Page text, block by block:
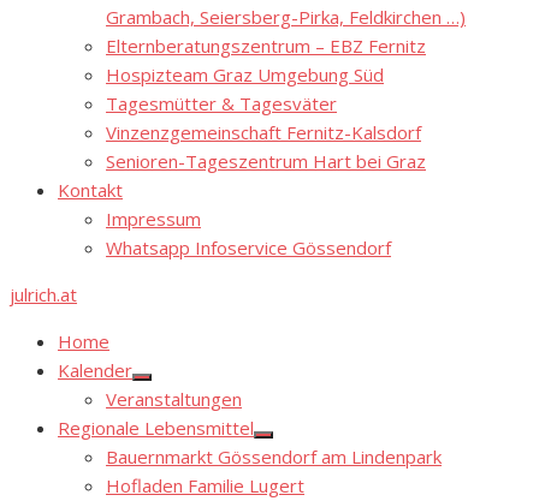
Grambach, Seiersberg-Pirka, Feldkirchen …)
Elternberatungszentrum – EBZ Fernitz
Hospizteam Graz Umgebung Süd
Tagesmütter & Tagesväter
Vinzenzgemeinschaft Fernitz-Kalsdorf
Senioren-Tageszentrum Hart bei Graz
Kontakt
Impressum
Whatsapp Infoservice Gössendorf
julrich.at
Home
Kalender
Show
sub
menu
Veranstaltungen
Regionale Lebensmittel
Show
sub
menu
Bauernmarkt Gössendorf am Lindenpark
Hofladen Familie Lugert